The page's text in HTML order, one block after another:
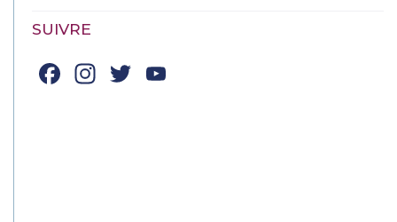
SUIVRE
Facebook
Instagram
Twitter